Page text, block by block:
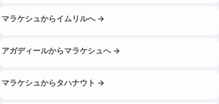
マラケシュからイムリルへ →
アガディールからマラケシュへ →
マラケシュからタハナウト →